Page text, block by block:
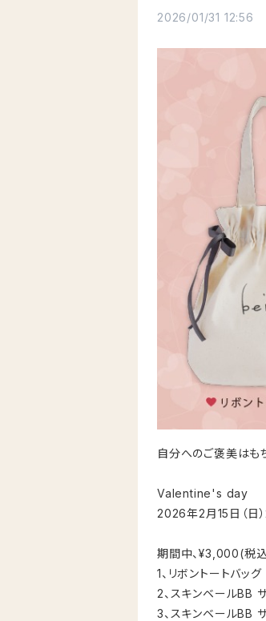
2026/01/31 12:56
自分へのご褒美はも
Valentine's day
2026年2月15日（日
期間中、¥3,000(税
1、リボントートバッグ
2、スキンベールBB
3、スキンベールBB